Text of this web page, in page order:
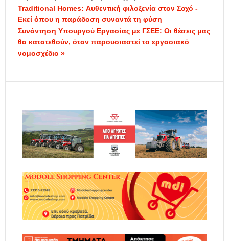
Traditional Homes: Αυθεντική φιλοξενία στον Σοχό -
Εκεί όπου η παράδοση συναντά τη φύση
Συνάντηση Υπουργού Εργασίας με ΓΣΕΕ: Οι θέσεις μας
θα κατατεθούν, όταν παρουσιαστεί το εργασιακό
νομοσχέδιο »